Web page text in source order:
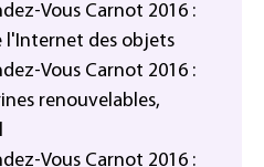
Vous Carnot 2016 :
l'Internet des objets
Vous Carnot 2016 :
renouvelables,
Vous Carnot 2016 :